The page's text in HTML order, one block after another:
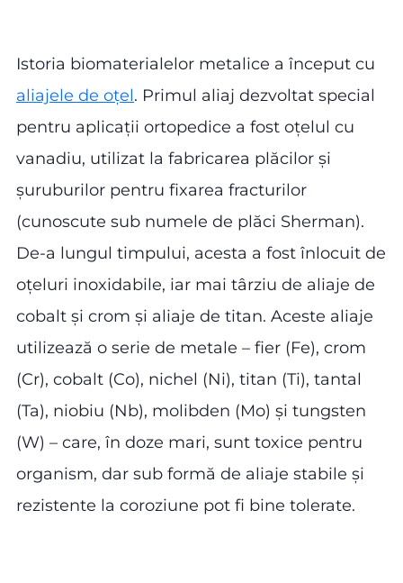
Istoria biomaterialelor metalice a început cu
aliajele de oțel. Primul aliaj dezvoltat special
pentru aplicații ortopedice a fost oțelul cu
vanadiu, utilizat la fabricarea plăcilor și
șuruburilor pentru fixarea fracturilor
(cunoscute sub numele de plăci Sherman).
De-a lungul timpului, acesta a fost înlocuit de
oțeluri inoxidabile, iar mai târziu de aliaje de
cobalt și crom și aliaje de titan. Aceste aliaje
utilizează o serie de metale – fier (Fe), crom
(Cr), cobalt (Co), nichel (Ni), titan (Ti), tantal
(Ta), niobiu (Nb), molibden (Mo) și tungsten
(W) – care, în doze mari, sunt toxice pentru
organism, dar sub formă de aliaje stabile și
rezistente la coroziune pot fi bine tolerate.